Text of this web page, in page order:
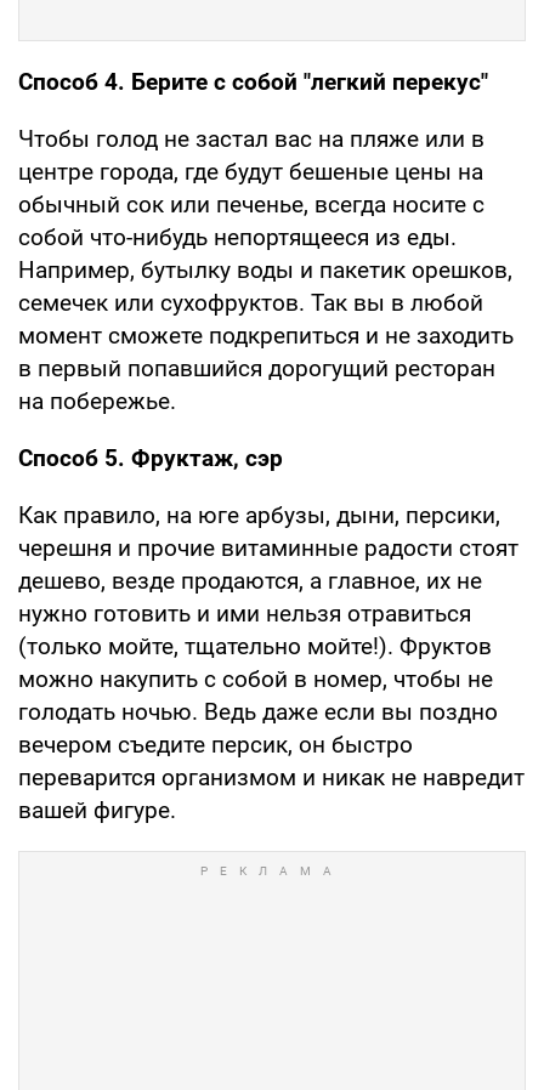
Способ 4. Берите с собой "легкий перекус"
Чтобы голод не застал вас на пляже или в
центре города, где будут бешеные цены на
обычный сок или печенье, всегда носите с
собой что-нибудь непортящееся из еды.
Например, бутылку воды и пакетик орешков,
семечек или сухофруктов. Так вы в любой
момент сможете подкрепиться и не заходить
в первый попавшийся дорогущий ресторан
на побережье.
Способ 5. Фруктаж, сэр
Как правило, на юге арбузы, дыни, персики,
черешня и прочие витаминные радости стоят
дешево, везде продаются, а главное, их не
нужно готовить и ими нельзя отравиться
(только мойте, тщательно мойте!). Фруктов
можно накупить с собой в номер, чтобы не
голодать ночью. Ведь даже если вы поздно
вечером съедите персик, он быстро
переварится организмом и никак не навредит
вашей фигуре.